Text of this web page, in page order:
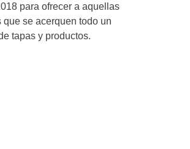
para ofrecer a aquellas
que se acerquen todo un
tapas y productos.